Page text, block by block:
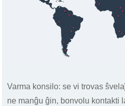
Varma konsilo: se vi trovas
ne manĝu ĝin, bonvolu kontakti